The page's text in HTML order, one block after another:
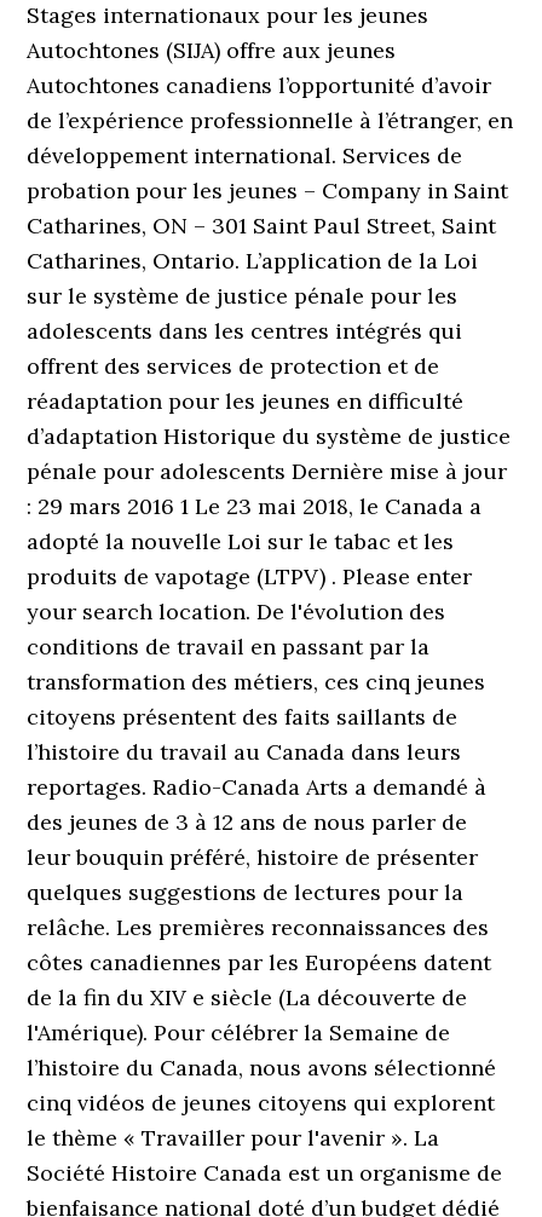
Stages internationaux pour les jeunes
Autochtones (SIJA) offre aux jeunes
Autochtones canadiens l’opportunité d’avoir
de l’expérience professionnelle à l’étranger, en
développement international. Services de
probation pour les jeunes – Company in Saint
Catharines, ON – 301 Saint Paul Street, Saint
Catharines, Ontario. L’application de la Loi
sur le système de justice pénale pour les
adolescents dans les centres intégrés qui
offrent des services de protection et de
réadaptation pour les jeunes en difficulté
d’adaptation Historique du système de justice
pénale pour adolescents Dernière mise à jour
: 29 mars 2016 1 Le 23 mai 2018, le Canada a
adopté la nouvelle Loi sur le tabac et les
produits de vapotage (LTPV) . Please enter
your search location. De l'évolution des
conditions de travail en passant par la
transformation des métiers, ces cinq jeunes
citoyens présentent des faits saillants de
l’histoire du travail au Canada dans leurs
reportages. Radio-Canada Arts a demandé à
des jeunes de 3 à 12 ans de nous parler de
leur bouquin préféré, histoire de présenter
quelques suggestions de lectures pour la
relâche. Les premières reconnaissances des
côtes canadiennes par les Européens datent
de la fin du XIV e siècle (La découverte de
l'Amérique). Pour célébrer la Semaine de
l’histoire du Canada, nous avons sélectionné
cinq vidéos de jeunes citoyens qui explorent
le thème « Travailler pour l'avenir ». La
Société Histoire Canada est un organisme de
bienfaisance national doté d’un budget dédié